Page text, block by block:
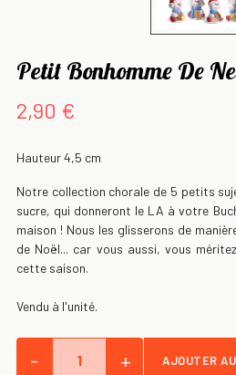
Petit Bonhomme De
2,90 €
Hauteur 4,5 cm
Notre collection chorale de 5 petits
sucre, qui donneront le LA à votre
maison ! Nous les glisserons de
de Noël... car vous aussi, vous
cette saison.
Vendu à l'unité.
- + AJOUTER